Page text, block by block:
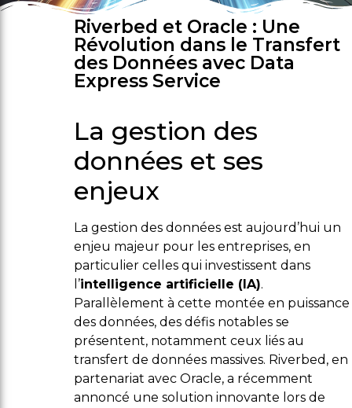
Riverbed et Oracle : Une
Révolution dans le Transfert
des Données avec Data
Express Service
La gestion des
données et ses
enjeux
La gestion des données est aujourd’hui un
enjeu majeur pour les entreprises, en
particulier celles qui investissent dans
l’intelligence artificielle (IA).
Parallèlement à cette montée en puissance
des données, des défis notables se
présentent, notamment ceux liés au
transfert de données massives. Riverbed, en
partenariat avec Oracle, a récemment
annoncé une solution innovante lors de